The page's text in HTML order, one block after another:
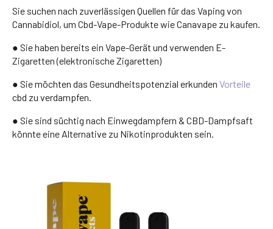
Sie suchen nach zuverlässigen Quellen für das Vaping von
Cannabidiol, um Cbd-Vape-Produkte wie Canavape zu kaufen.
● Sie haben bereits ein Vape-Gerät und verwenden E-
Zigaretten (elektronische Zigaretten)
● Sie möchten das Gesundheitspotenzial erkunden Vorteile
cbd zu verdampfen.
● Sie sind süchtig nach Einwegdampfern & CBD-Dampfsaft
könnte eine Alternative zu Nikotinprodukten sein.